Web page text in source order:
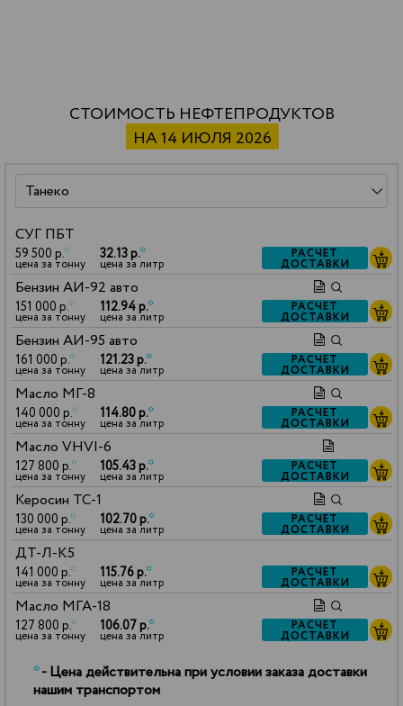
СТОИМОСТЬ НЕФТЕПРОДУКТОВ
НА 14 ИЮЛЯ 2026
СУГ ПБТ
59 500 р.*
цена за тонну
32.13 р.*
цена за литр
РАСЧЕТ
ДОСТАВКИ
Бензин АИ-92 авто
151 000 р.*
цена за тонну
112.94 р.*
цена за литр
РАСЧЕТ
ДОСТАВКИ
Бензин АИ-95 авто
161 000 р.*
цена за тонну
121.23 р.*
цена за литр
РАСЧЕТ
ДОСТАВКИ
Масло МГ-8
140 000 р.*
цена за тонну
114.80 р.*
цена за литр
РАСЧЕТ
ДОСТАВКИ
Масло VHVI-6
127 800 р.*
цена за тонну
105.43 р.*
цена за литр
РАСЧЕТ
ДОСТАВКИ
Керосин ТС-1
130 000 р.*
цена за тонну
102.70 р.*
цена за литр
РАСЧЕТ
ДОСТАВКИ
ДТ-Л-К5
141 000 р.*
цена за тонну
115.76 р.*
цена за литр
РАСЧЕТ
ДОСТАВКИ
Масло МГА-18
127 800 р.*
цена за тонну
106.07 р.*
цена за литр
РАСЧЕТ
ДОСТАВКИ
*- Цена действительна при условии заказа доставки
нашим транспортом